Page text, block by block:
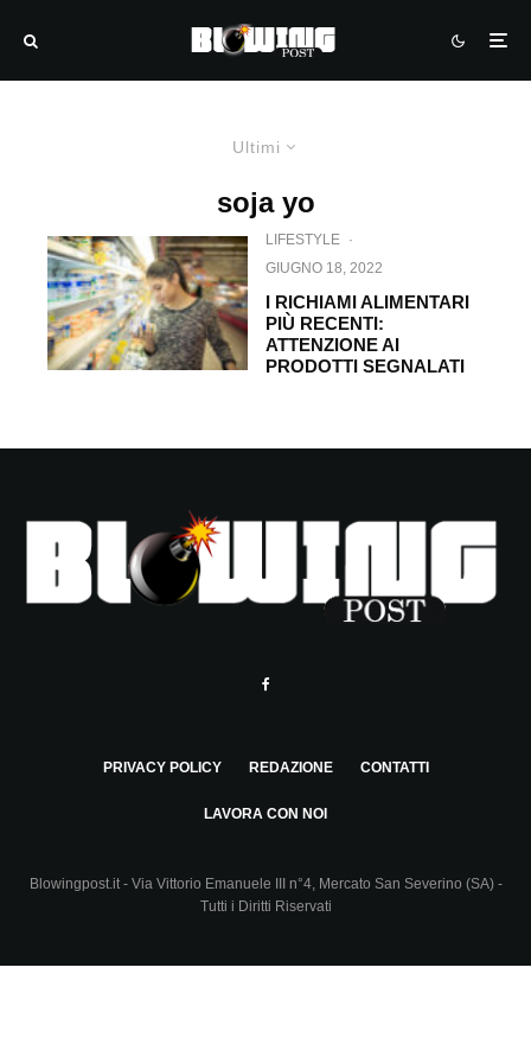
Ultimi
soja yo
LIFESTYLE ·
GIUGNO 18, 2022
I RICHIAMI ALIMENTARI
PIÙ RECENTI:
ATTENZIONE AI
PRODOTTI SEGNALATI
PRIVACY POLICY REDAZIONE CONTATTI
LAVORA CON NOI
Blowingpost.it - Via Vittorio Emanuele III n°4, Mercato San Severino (SA) -
Tutti i Diritti Riservati